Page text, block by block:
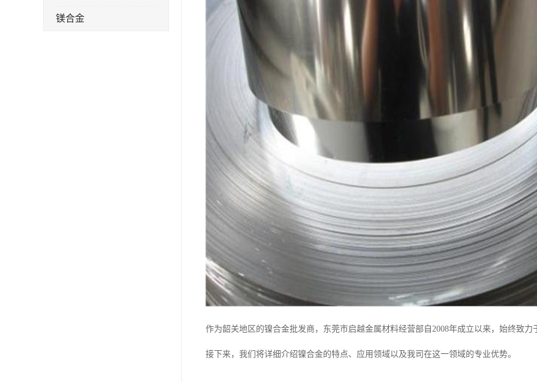
镁合金
作为韶关地区的镍合金批发商，东莞市启越金属材料经营部自2008年成立以来，始终致
接下来，我们将详细介绍镍合金的特点、应用领域以及我司在这一领域的专业优势。